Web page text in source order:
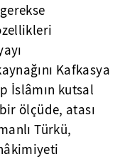
Kafkasya
İslâmın kutsal
ölçüde, atası
Türkü,